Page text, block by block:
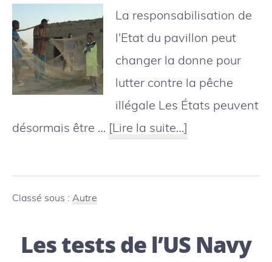
La responsabilisation de
l'Etat du pavillon peut
changer la donne pour
lutter contre la pêche
illégale Les États peuvent
désormais être … [Lire la suite…]
illégale
des
Classé sous : Autre
Les tests de l’US Navy